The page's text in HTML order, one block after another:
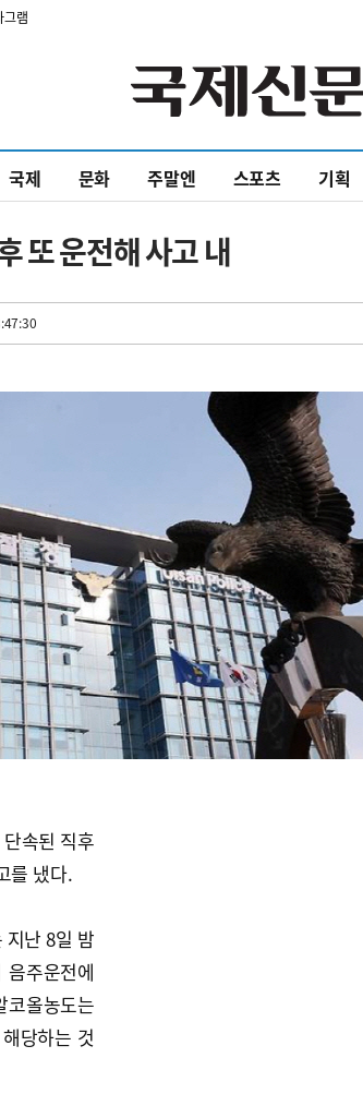
그램
국제 문화 주말엔 스포츠 기획
또 운전해 사고 내
속된 직후
를 냈다.
난 8일 밤
주운전에
코올농도는
당하는 것